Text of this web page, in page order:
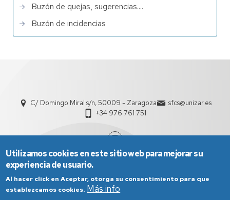
Buzón de quejas, sugerencias....
Buzón de incidencias
C/ Domingo Miral s/n, 50009 - Zaragoza
sfcs@unizar.es
+34 976 761 751
Utilizamos cookies en este sitio web para mejorar su
experiencia de usuario.
Al hacer click en Aceptar, otorga su consentimiento para que
establezcamos cookies. Más info